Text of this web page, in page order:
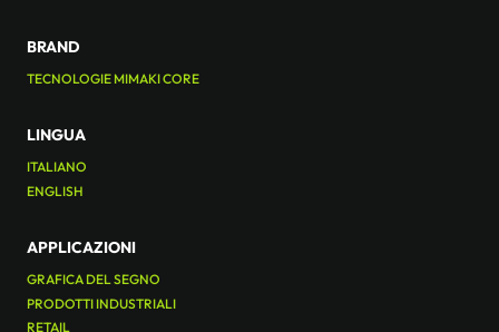
BRAND
TECNOLOGIE MIMAKI CORE
LINGUA
ITALIANO
ENGLISH
APPLICAZIONI
GRAFICA DEL SEGNO
PRODOTTI INDUSTRIALI
RETAIL